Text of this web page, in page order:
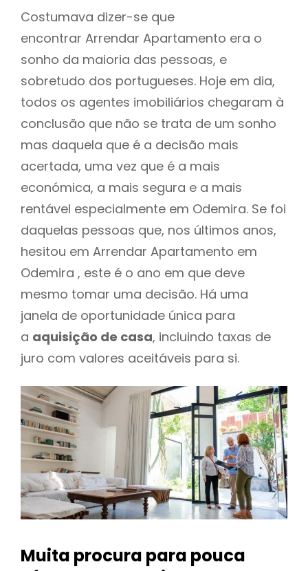
Costumava dizer-se que
encontrar Arrendar Apartamento era o
sonho da maioria das pessoas, e
sobretudo dos portugueses. Hoje em dia,
todos os agentes imobiliários chegaram à
conclusão que não se trata de um sonho
mas daquela que é a decisão mais
acertada, uma vez que é a mais
económica, a mais segura e a mais
rentável especialmente em Odemira. Se foi
daquelas pessoas que, nos últimos anos,
hesitou em Arrendar Apartamento em
Odemira , este é o ano em que deve
mesmo tomar uma decisão. Há uma
janela de oportunidade única para
a aquisição de casa, incluindo taxas de
juro com valores aceitáveis para si.
Muita procura para pouca